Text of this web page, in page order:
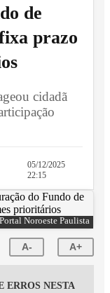
de
prazo
cidadã
05/12/2025
22:15
Portal Noroeste Paulista
A- A+
ERROS NESTA